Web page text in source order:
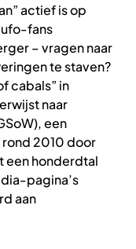
actief is op
ufo-fans
– vragen naar
te staven?
cabals” in
naar
een
2010 door
een honderdtal
pagina’s
aan